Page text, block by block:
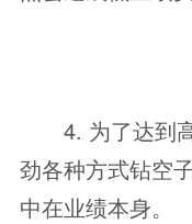
4. 为了达到
劲各种方式钻空
中在业绩本身。